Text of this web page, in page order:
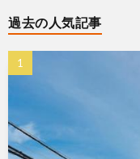
過去の人気記事